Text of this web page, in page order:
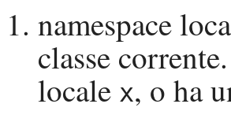
namespace
classe
locale x, o ha